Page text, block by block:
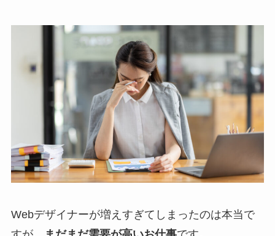
Webデザイナーが増えすぎてしまったのは本当で